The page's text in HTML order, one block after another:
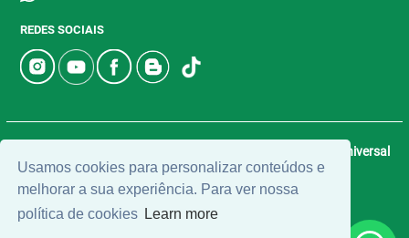
Usamos cookies para personalizar conteúdos e
melhorar a sua experiência. Para ver nossa
política de cookies Learn more
REDES SOCIAIS
Universal
Software.